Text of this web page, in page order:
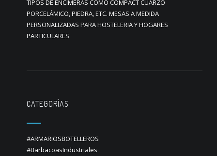
TIPOS DE ENCIMERAS COMO COMPACT CUARZO
PORCELÁMICO, PIEDRA, ETC. MESAS A MEDIDA
PERSONALIZADAS PARA HOSTELERIA Y HOGARES
PARTICULARES
CATEGORÍAS
#ARMARIOSBOTELLEROS
#BarbacoasIndustriales